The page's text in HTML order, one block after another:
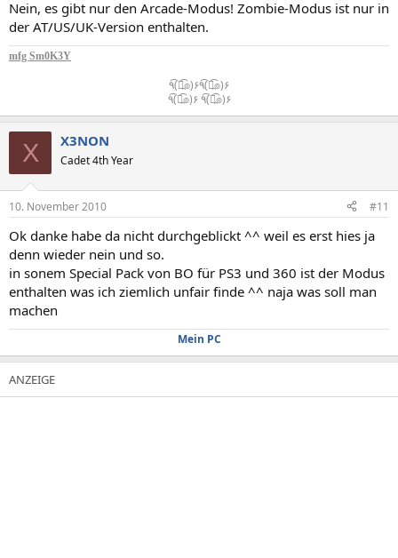
Nein, es gibt nur den Arcade-Modus! Zombie-Modus ist nur in
der AT/US/UK-Version enthalten.
mfg Sm0K3Y
٩(͡๏̯͡๏)۶٩(͡๏̯͡๏)۶
٩(͡๏̯͡๏)۶ ٩(͡๏̯͡๏)۶​
X X3NON
Cadet 4th Year
10. November 2010 #11
Ok danke habe da nicht durchgeblickt ^^ weil es erst hies ja
denn wieder nein und so.
in sonem Special Pack von BO für PS3 und 360 ist der Modus
enthalten was ich ziemlich unfair finde ^^ naja was soll man
machen
Mein PC